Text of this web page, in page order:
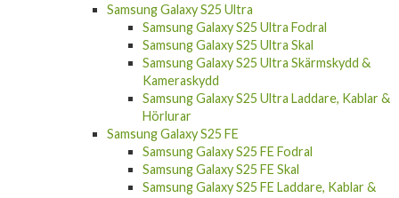
Samsung Galaxy S25 Ultra
Samsung Galaxy S25 Ultra Fodral
Samsung Galaxy S25 Ultra Skal
Samsung Galaxy S25 Ultra Skärmskydd &
Kameraskydd
Samsung Galaxy S25 Ultra Laddare, Kablar &
Hörlurar
Samsung Galaxy S25 FE
Samsung Galaxy S25 FE Fodral
Samsung Galaxy S25 FE Skal
Samsung Galaxy S25 FE Laddare, Kablar &